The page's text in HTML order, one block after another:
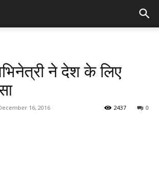
ने देश के लिए
16, 2016 0
2437